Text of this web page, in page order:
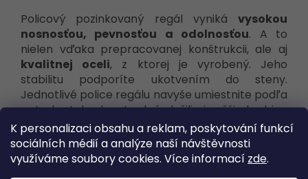
K personalizaci obsahu a reklam, poskytování funkcí
sociálních médií a analýze naší návštěvnosti
využíváme soubory cookies. Více informací zde.
Policový pozinkovaný regál vyniká vysokou
nosnosťou, pevnosťou a odolnosťou. A to
nielen vďaka prepracovanej konštrukcii, ale aj
kvalitnej oceli, z ktorej je vyrobený. Jeho
stabilitu podporíte ukotvením do steny.
Jednotlivé police regálu navyše umiestnite podľa
potreby tak, aby ste doň uložili aj vyššie krabice
alebo barel s vodou a všetko sa doň zmestilo.
Pamätajte tiež na to, že uvedenánosnosť
regálu platí, akonáhle je rovnomerne